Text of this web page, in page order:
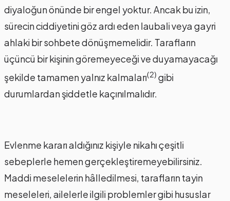
diyaloğun önünde bir engel yoktur. Ancak bu izin,
sürecin ciddiyetini göz ardı eden laubali veya gayri
ahlaki bir sohbete dönüşmemelidir. Tarafların
üçüncü bir kişinin göremeyeceği ve duyamayacağı
şekilde tamamen yalnız kalmaları(2) gibi
durumlardan şiddetle kaçınılmalıdır.
Evlenme kararı aldığınız kişiyle nikahı çeşitli
sebeplerle hemen gerçekleştiremeyebilirsiniz.
Maddi meselelerin hâlledilmesi, tarafların tayin
meseleleri, ailelerle ilgili problemler gibi hususlar